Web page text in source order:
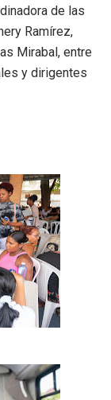
de las
Ramírez,
Mirabal, entre
y dirigentes